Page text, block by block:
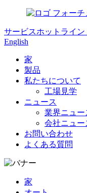
フォー
サービスホットライン
English
家
製品
私たちについて
工場見学
ニュース
業界ニュー
会社ニュー
お問い合わせ
よくある質問
家